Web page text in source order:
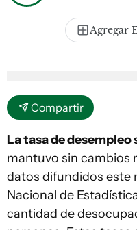
Agregar
Compartir
La tasa de desempleo
mantuvo sin cambios
datos difundidos este
Nacional de
cantidad de